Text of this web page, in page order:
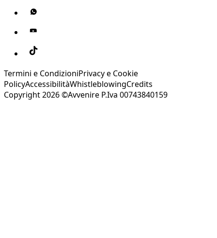
Termini e CondizioniPrivacy e Cookie
PolicyAccessibilitàWhistleblowingCredits
Copyright 2026 ©Avvenire P.Iva 00743840159